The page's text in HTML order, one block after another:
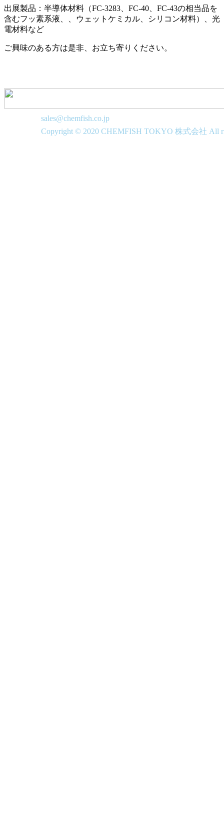
出展製品：半導体材料（FC-3283、FC-40、FC-43の相当品を
含むフッ素系液、、ウェットケミカル、シリコン材料）、光
電材料など
ご興味のある方は是非、お立ち寄りください。
sales@chemfish.co.jp
Copyright © 2020 CHEMFISH TOKYO 株式会社 All